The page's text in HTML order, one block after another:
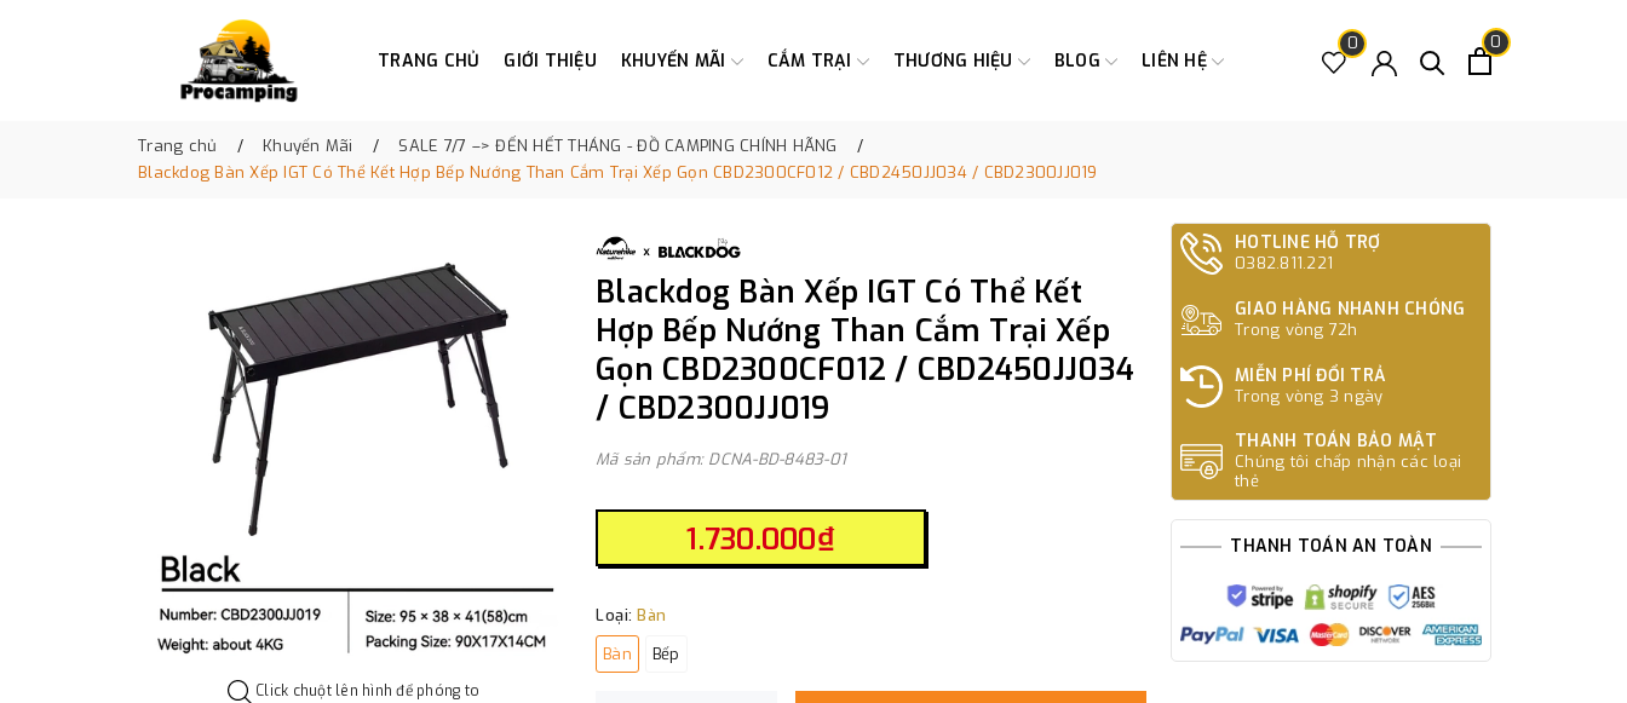
TRANG CHỦ GIỚI THIỆU KHUYẾN MÃI CẮM TRẠI THƯƠNG HIỆU BLOG LIÊN HỆ
0 0
Trang chủ Khuyến Mãi
SALE 7/7 –> ĐẾN HẾT THÁNG - ĐỒ CAMPING CHÍNH HÃNG
Blackdog Bàn Xếp IGT Có Thể Kết Hợp Bếp Nướng Than Cắm Trại Xếp Gọn CBD2300CF012 / CBD2450JJ034 / CBD2300JJ019
Click chuột lên hình để phóng to
Blackdog Bàn Xếp IGT Có Thể Kết
Hợp Bếp Nướng Than Cắm Trại Xếp
Gọn CBD2300CF012 / CBD2450JJ034
/ CBD2300JJ019
Mã sản phẩm: DCNA-BD-8483-01
1.730.000₫
Loại: Bàn
Bàn
Bếp
HOTLINE HỖ TRỢ
0382.811.221
GIAO HÀNG NHANH CHÓNG
Trong vòng 72h
MIỄN PHÍ ĐỔI TRẢ
Trong vòng 3 ngày
THANH TOÁN BẢO MẬT
Chúng tôi chấp nhận các loại
thẻ
THANH TOÁN AN TOÀN